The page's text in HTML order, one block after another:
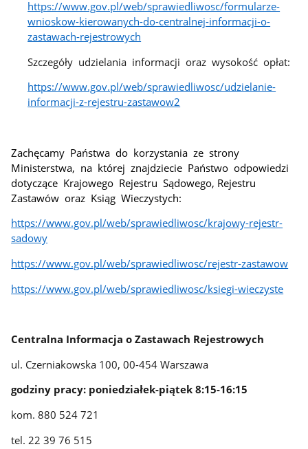
https://www.gov.pl/web/sprawiedliwosc/formularze-
wnioskow-kierowanych-do-centralnej-informacji-o-
zastawach-rejestrowych
Szczegóły udzielania informacji oraz wysokość opłat:
https://www.gov.pl/web/sprawiedliwosc/udzielanie-
informacji-z-rejestru-zastawow2
Zachęcamy Państwa do korzystania ze strony
Ministerstwa, na której znajdziecie Państwo odpowiedzi
dotyczące Krajowego Rejestru Sądowego, Rejestru
Zastawów oraz Ksiąg Wieczystych:
https://www.gov.pl/web/sprawiedliwosc/krajowy-rejestr-
sadowy
https://www.gov.pl/web/sprawiedliwosc/rejestr-zastawow
https://www.gov.pl/web/sprawiedliwosc/ksiegi-wieczyste
Centralna Informacja o Zastawach Rejestrowych
ul. Czerniakowska 100, 00-454 Warszawa
godziny pracy: poniedziałek-piątek 8:15-16:15
kom. 880 524 721
tel. 22 39 76 515